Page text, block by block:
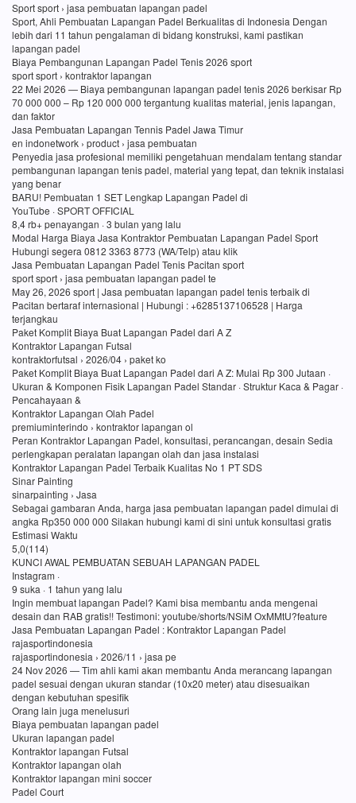
Sport sport › jasa pembuatan lapangan padel
Sport, Ahli Pembuatan Lapangan Padel Berkualitas di Indonesia Dengan
lebih dari 11 tahun pengalaman di bidang konstruksi, kami pastikan
lapangan padel
Biaya Pembangunan Lapangan Padel Tenis 2026 sport
sport sport › kontraktor lapangan
22 Mei 2026 — Biaya pembangunan lapangan padel tenis 2026 berkisar Rp
70 000 000 – Rp 120 000 000 tergantung kualitas material, jenis lapangan,
dan faktor
Jasa Pembuatan Lapangan Tennis Padel Jawa Timur
en indonetwork › product › jasa pembuatan
Penyedia jasa profesional memiliki pengetahuan mendalam tentang standar
pembangunan lapangan tenis padel, material yang tepat, dan teknik instalasi
yang benar
BARU! Pembuatan 1 SET Lengkap Lapangan Padel di
YouTube · SPORT OFFICIAL
8,4 rb+ penayangan · 3 bulan yang lalu
Modal Harga Biaya Jasa Kontraktor Pembuatan Lapangan Padel Sport
Hubungi segera 0812 3363 8773 (WA/Telp) atau klik
Jasa Pembuatan Lapangan Padel Tenis Pacitan sport
sport sport › jasa pembuatan lapangan padel te
May 26, 2026 sport | Jasa pembuatan lapangan padel tenis terbaik di
Pacitan bertaraf internasional | Hubungi : +6285137106528 | Harga
terjangkau
Paket Komplit Biaya Buat Lapangan Padel dari A Z
Kontraktor Lapangan Futsal
kontraktorfutsal › 2026/04 › paket ko
Paket Komplit Biaya Buat Lapangan Padel dari A Z: Mulai Rp 300 Jutaan ·
Ukuran & Komponen Fisik Lapangan Padel Standar · Struktur Kaca & Pagar ·
Pencahayaan &
Kontraktor Lapangan Olah Padel
premiuminterindo › kontraktor lapangan ol
Peran Kontraktor Lapangan Padel, konsultasi, perancangan, desain Sedia
perlengkapan peralatan lapangan olah dan jasa instalasi
Kontraktor Lapangan Padel Terbaik Kualitas No 1 PT SDS
Sinar Painting
sinarpainting › Jasa
Sebagai gambaran Anda, harga jasa pembuatan lapangan padel dimulai di
angka Rp350 000 000 Silakan hubungi kami di sini untuk konsultasi gratis
Estimasi Waktu
5,0(114)
KUNCI AWAL PEMBUATAN SEBUAH LAPANGAN PADEL
Instagram ·
9 suka · 1 tahun yang lalu
Ingin membuat lapangan Padel? Kami bisa membantu anda mengenai
desain dan RAB gratis!! Testimoni: youtube/shorts/NSiM OxMMtU?feature
Jasa Pembuatan Lapangan Padel : Kontraktor Lapangan Padel
rajasportindonesia
rajasportindonesia › 2026/11 › jasa pe
24 Nov 2026 — Tim ahli kami akan membantu Anda merancang lapangan
padel sesuai dengan ukuran standar (10x20 meter) atau disesuaikan
dengan kebutuhan spesifik
Orang lain juga menelusuri
Biaya pembuatan lapangan padel
Ukuran lapangan padel
Kontraktor lapangan Futsal
Kontraktor lapangan olah
Kontraktor lapangan mini soccer
Padel Court